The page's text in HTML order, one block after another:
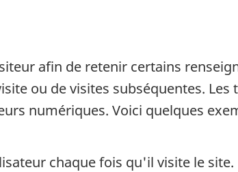
afin de retenir certains
ou de visites subséquentes. Les
numériques. Voici quelques
chaque fois qu'il visite le site.